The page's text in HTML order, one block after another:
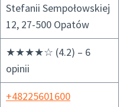
Stefanii Sempołowskiej
12, 27-500 Opatów
★★★★☆ (4.2) – 6
opinii
+48225601600